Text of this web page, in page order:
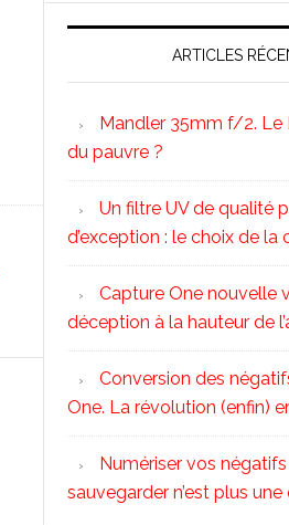
ARTICLES
Mandler 35mm f/2. Le
du pauvre ?
Un filtre UV de qualité
d’exception : le choix de la
Capture One nouvelle
déception à la hauteur de
Conversion des
One. La révolution (enfin)
Numériser vos
sauvegarder n’est plus une